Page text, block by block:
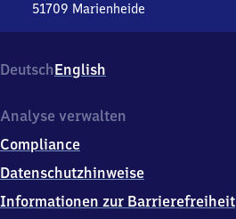
51709 Marienheide
5
1
0
Marienheide
DeutschEnglish
Analyse verwalten
Compliance
Datenschutzhinweise
Informationen zur Barrierefreiheit